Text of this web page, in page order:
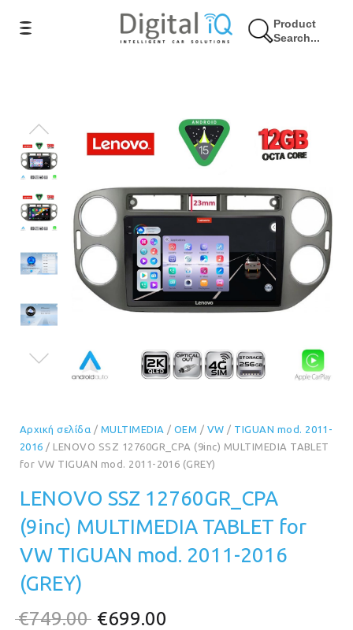
Product
Search...
7% Έκπτωση
Αρχική σελίδα / MULTIMEDIA / OEM / VW / TIGUAN mod. 2011-
2016 / LENOVO SSZ 12760GR_CPA (9inc) MULTIMEDIA TABLET
for VW TIGUAN mod. 2011-2016 (GREY)
LENOVO SSZ 12760GR_CPA
(9inc) MULTIMEDIA TABLET for
VW TIGUAN mod. 2011-2016
(GREY)
€749.00 Original
€699.00